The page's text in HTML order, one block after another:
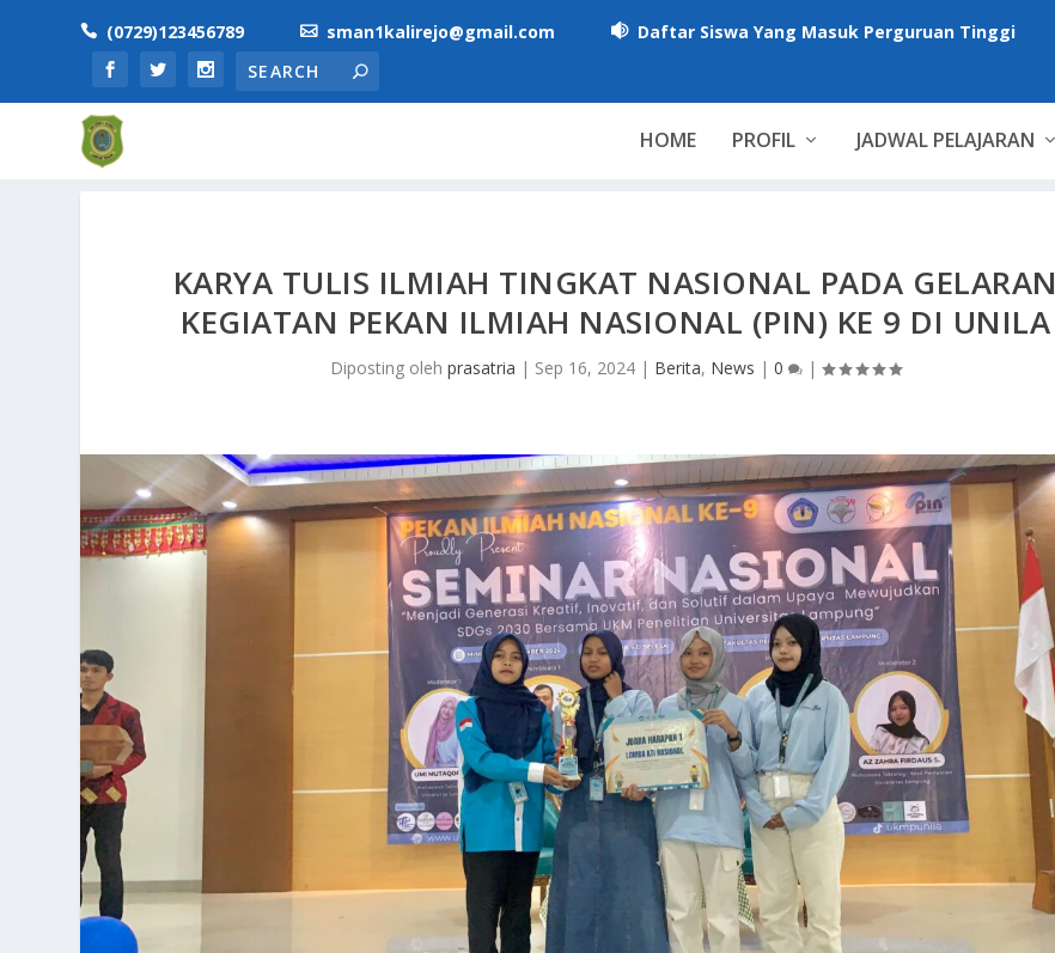
 (0729)123456789 sman1kalirejo@gmail.com  Daftar Siswa Yang Masuk Perguruan Tinggi
HOME PROFIL JADWAL PELAJARAN
KARYA TULIS ILMIAH TINGKAT NASIONAL PADA GELARAN
KEGIATAN PEKAN ILMIAH NASIONAL (PIN) KE 9 DI UNILA
Diposting olehprasatria | Sep 16, 2024 | Berita, News |0 |